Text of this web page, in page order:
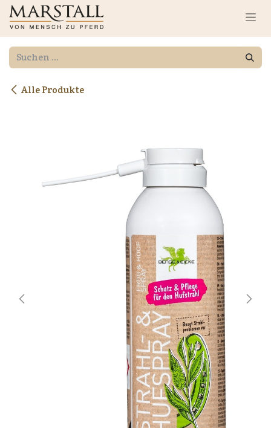
Zum Inhalt springen
Alle Produkte